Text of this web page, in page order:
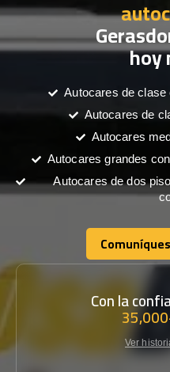
hoy
Autocares de
Autocares de
Autocares
Autocares grandes
Autocares de dos
Con la
Ver